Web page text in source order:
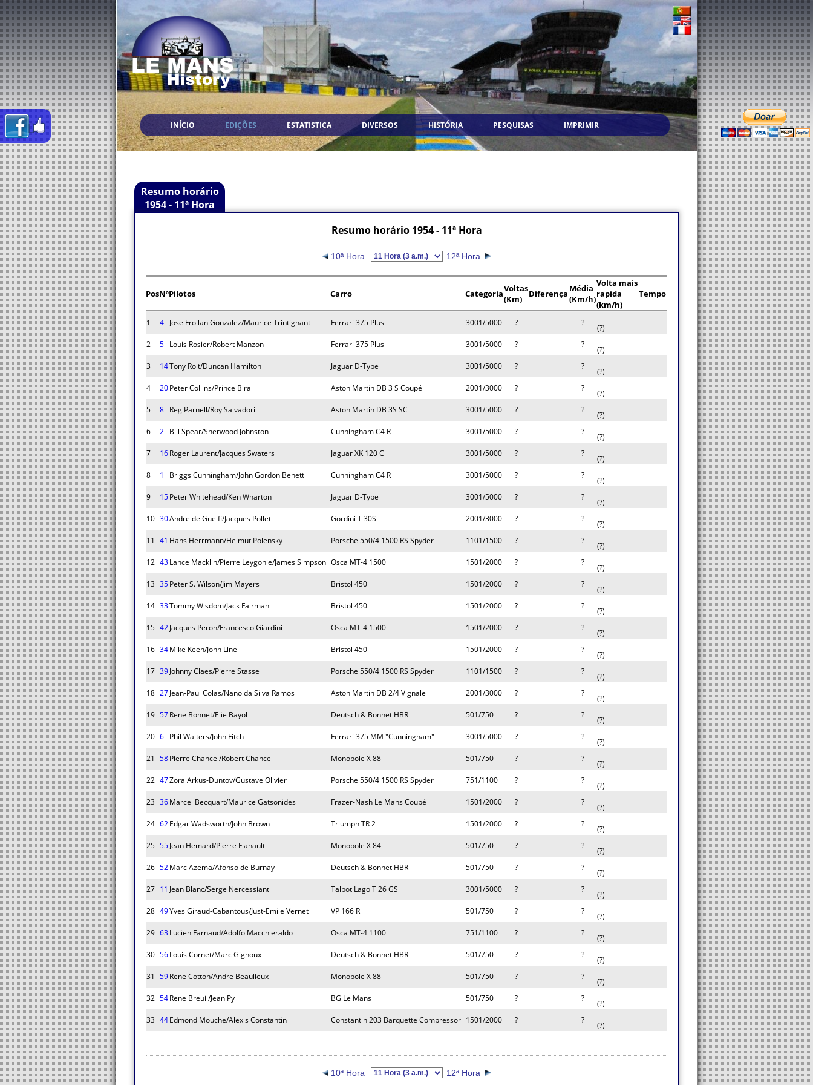
INÍCIO EDIÇÕES ESTATISTICA DIVERSOS HISTÓRIA PESQUISAS IMPRIMIR
Resumo horário
1954 - 11ª Hora
Resumo horário 1954 - 11ª Hora
10ª Hora 12ª Hora
PosNºPilotos Carro CategoriaVoltas
(Km)
Diferença Média
(Km/h)
Volta mais
rapida
(km/h)
Tempo
1 4 Jose Froilan Gonzalez/Maurice Trintignant Ferrari 375 Plus 3001/5000 ? ?
(?)
2
5 Louis Rosier/Robert Manzon Ferrari 375 Plus 3001/5000 ? ?
(?)
3
14Tony Rolt/Duncan Hamilton Jaguar D-Type 3001/5000 ? ?
(?)
4
20Peter Collins/Prince Bira Aston Martin DB 3 S Coupé 2001/3000 ? ?
(?)
5
8 Reg Parnell/Roy Salvadori Aston Martin DB 3S SC 3001/5000 ? ?
(?)
6
2 Bill Spear/Sherwood Johnston Cunningham C4 R 3001/5000 ? ?
(?)
7
16Roger Laurent/Jacques Swaters Jaguar XK 120 C 3001/5000 ? ?
(?)
8
1 Briggs Cunningham/John Gordon Benett Cunningham C4 R 3001/5000 ? ?
(?)
9
15Peter Whitehead/Ken Wharton Jaguar D-Type 3001/5000 ? ?
(?)
10 30Andre de Guelfi/Jacques Pollet Gordini T 30S 2001/3000 ? ?
(?)
11 41 Hans Herrmann/Helmut Polensky Porsche 550/4 1500 RS Spyder 1101/1500 ? ?
(?)
12 43Lance Macklin/Pierre Leygonie/James Simpson Osca MT-4 1500 1501/2000 ? ?
(?)
13 35Peter S. Wilson/Jim Mayers Bristol 450 1501/2000 ? ?
(?)
14 33Tommy Wisdom/Jack Fairman Bristol 450 1501/2000 ? ?
(?)
15 42Jacques Peron/Francesco Giardini Osca MT-4 1500 1501/2000 ? ?
(?)
16 34Mike Keen/John Line Bristol 450 1501/2000 ? ?
(?)
17 39Johnny Claes/Pierre Stasse Porsche 550/4 1500 RS Spyder 1101/1500 ? ?
(?)
18 27Jean-Paul Colas/Nano da Silva Ramos Aston Martin DB 2/4 Vignale 2001/3000 ? ?
(?)
19 57Rene Bonnet/Elie Bayol Deutsch & Bonnet HBR 501/750 ? ?
(?)
20 6 Phil Walters/John Fitch Ferrari 375 MM "Cunningham" 3001/5000 ? ?
(?)
21 58Pierre Chancel/Robert Chancel Monopole X 88 501/750 ? ?
(?)
22 47Zora Arkus-Duntov/Gustave Olivier Porsche 550/4 1500 RS Spyder 751/1100 ? ?
(?)
23 36Marcel Becquart/Maurice Gatsonides Frazer-Nash Le Mans Coupé 1501/2000 ? ?
(?)
24 62Edgar Wadsworth/John Brown Triumph TR 2 1501/2000 ? ?
(?)
25 55Jean Hemard/Pierre Flahault Monopole X 84 501/750 ? ?
(?)
26 52Marc Azema/Afonso de Burnay Deutsch & Bonnet HBR 501/750 ? ?
(?)
27 11 Jean Blanc/Serge Nercessiant Talbot Lago T 26 GS 3001/5000 ? ?
(?)
28 49Yves Giraud-Cabantous/Just-Emile Vernet VP 166 R 501/750 ? ?
(?)
29 63Lucien Farnaud/Adolfo Macchieraldo Osca MT-4 1100 751/1100 ? ?
(?)
30 56Louis Cornet/Marc Gignoux Deutsch & Bonnet HBR 501/750 ? ?
(?)
31 59Rene Cotton/Andre Beaulieux Monopole X 88 501/750 ? ?
(?)
32 54Rene Breuil/Jean Py BG Le Mans 501/750 ? ?
(?)
33 44Edmond Mouche/Alexis Constantin Constantin 203 Barquette Compressor 1501/2000 ? ?
(?)
10ª Hora 12ª Hora